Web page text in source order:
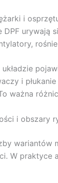
i
urywają
i
ważna
i obszary
W